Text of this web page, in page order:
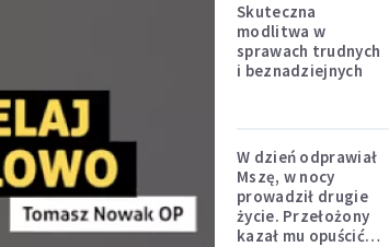
Skuteczna
modlitwa w
sprawach trudnych
i beznadziejnych
W dzień odprawiał
Mszę, w nocy
prowadził drugie
życie. Przełożony
kazał mu opuścić